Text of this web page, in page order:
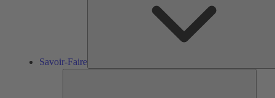
Savoir-Faire